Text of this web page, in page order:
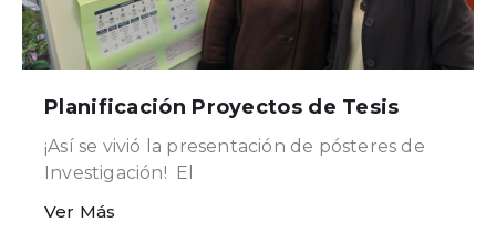
Planificación Proyectos de Tesis
¡Así se vivió la presentación de pósteres de
Investigación! ​El
Ver Más